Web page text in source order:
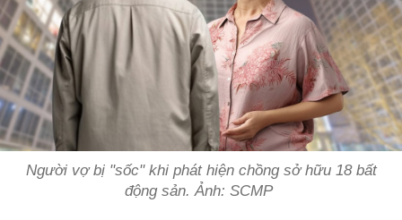
Người vợ bị "sốc" khi phát hiện chồng sở hữu 18 bất
động sản. Ảnh: SCMP